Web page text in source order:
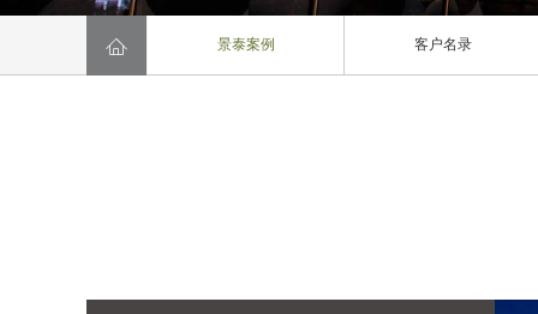
 景泰案例 客户名录